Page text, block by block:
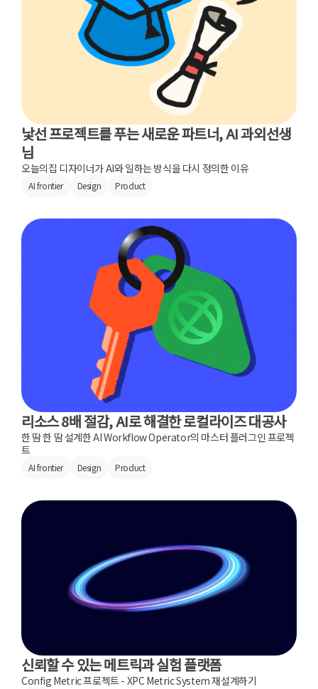
낯선 프로젝트를 푸는 새로운 파트너, AI 과외선생
님
오늘의집 디자이너가 AI와 일하는 방식을 다시 정의한 이유
AI frontier Design Product
리소스 8배 절감, AI로 해결한 로컬라이즈 대공사
한 땀 한 땀 설계한 AI Workflow Operator의 마스터 플러그인 프로젝
트
AI frontier Design Product
신뢰할 수 있는 메트릭과 실험 플랫폼
Config Metric 프로젝트 - XPC Metric System 재설계하기